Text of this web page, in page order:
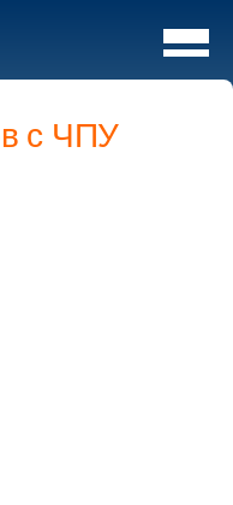
с ЧПУ